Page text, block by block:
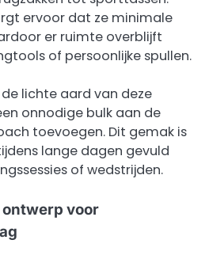
ervoor dat ze minimale
er ruimte overblijft
of persoonlijke spullen.
lichte aard van deze
onnodige bulk aan de
toevoegen. Dit gemak is
lange dagen gevuld
of wedstrijden.
voor